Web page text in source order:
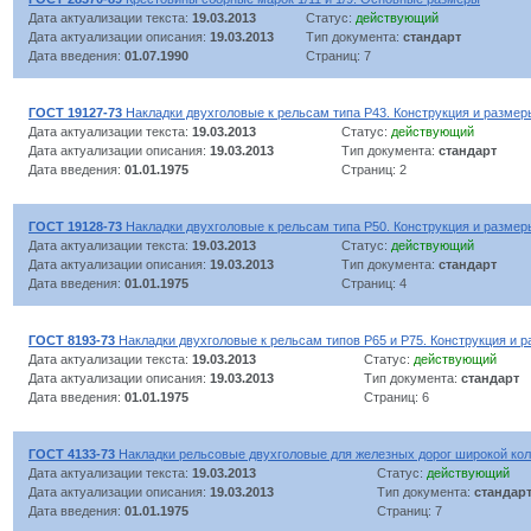
Дата актуализации текста: 19.03.2013 Статус: действующий
Дата актуализации описания: 19.03.2013 Тип документа: стандарт
Дата введения: 01.07.1990 Страниц: 7
ГОСТ 19127-73 Накладки двухголовые к рельсам типа Р43. Конструкция и
Дата актуализации текста: 19.03.2013 Статус: действующий
Дата актуализации описания: 19.03.2013 Тип документа: стандарт
Дата введения: 01.01.1975 Страниц: 2
ГОСТ 19128-73 Накладки двухголовые к рельсам типа Р50. Конструкция и
Дата актуализации текста: 19.03.2013 Статус: действующий
Дата актуализации описания: 19.03.2013 Тип документа: стандарт
Дата введения: 01.01.1975 Страниц: 4
ГОСТ 8193-73 Накладки двухголовые к рельсам типов Р65 и Р75. Конструкция и
Дата актуализации текста: 19.03.2013 Статус: действующий
Дата актуализации описания: 19.03.2013 Тип документа: стандарт
Дата введения: 01.01.1975 Страниц: 6
ГОСТ 4133-73 Накладки рельсовые двухголовые для железных дорог широкой
Дата актуализации текста: 19.03.2013 Статус: действующий
Дата актуализации описания: 19.03.2013 Тип документа: стандарт
Дата введения: 01.01.1975 Страниц: 7